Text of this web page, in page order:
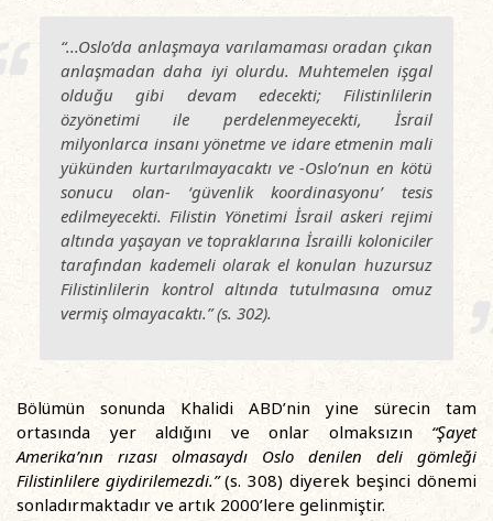
“...Oslo’da anlaşmaya varılamaması oradan çıkan
anlaşmadan daha iyi olurdu. Muhtemelen işgal
olduğu gibi devam edecekti; Filistinlilerin
özyönetimi ile perdelenmeyecekti, İsrail
milyonlarca insanı yönetme ve idare etmenin mali
yükünden kurtarılmayacaktı ve -Oslo’nun en kötü
sonucu olan- ‘güvenlik koordinasyonu’ tesis
edilmeyecekti. Filistin Yönetimi İsrail askeri rejimi
altında yaşayan ve topraklarına İsrailli koloniciler
tarafından kademeli olarak el konulan huzursuz
Filistinlilerin kontrol altında tutulmasına omuz
vermiş olmayacaktı.” (s. 302).
Bölümün sonunda Khalidi ABD’nin yine sürecin tam
ortasında yer aldığını ve onlar olmaksızın “Şayet
Amerika’nın rızası olmasaydı Oslo denilen deli gömleği
Filistinlilere giydirilemezdi.”(s. 308) diyerek beşinci dönemi
sonladırmaktadır ve artık 2000’lere gelinmiştir.